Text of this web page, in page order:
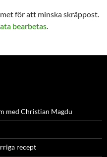
för att minska skräppost.
bearbetas
med Christian Magdu
recept